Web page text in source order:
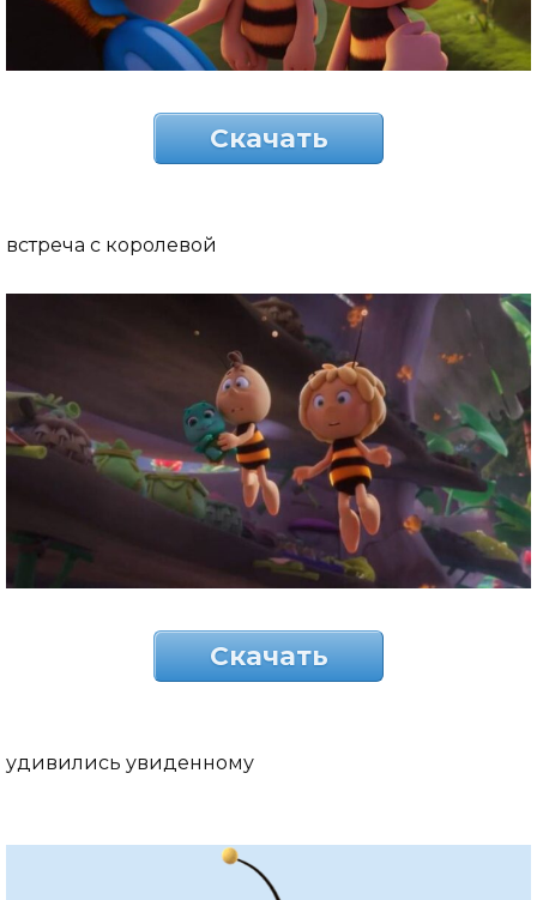
Скачать
встреча с королевой
Скачать
удивились увиденному